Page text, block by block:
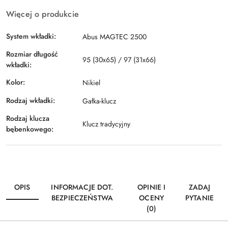
Więcej o produkcie
System wkładki:
Abus MAGTEC 2500
Rozmiar długość
wkładki:
95 (30x65) / 97 (31x66)
Kolor:
Nikiel
Rodzaj wkładki:
Gałka-klucz
Rodzaj klucza
bębenkowego:
Klucz tradycyjny
OPIS
INFORMACJE DOT.
BEZPIECZEŃSTWA
OPINIE I
OCENY
(0)
ZADAJ
PYTANIE